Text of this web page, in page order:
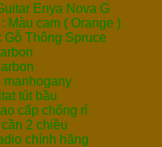
Enya Nova G
Màu cam ( Orange )
Gỗ Thông Spruce
manhogany
tút bầu
cấp chống rỉ
2 chiều
chính hãng